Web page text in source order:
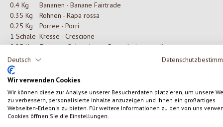
Deutsch
Wir verwenden Cookies
Wir können diese zur Analyse unserer Besucherdaten platzieren, um unsere
zu verbessern, personalisierte Inhalte anzuzeigen und Ihnen ein großartiges
Webseiten-Erlebnis zu bieten. Für weitere Informationen zu den von uns
Cookies öffnen Sie die Einstellungen.
0.4 Kg
Bananen - Banane Fairtrade
0.35 Kg
Rohnen - Rapa rossa
0.25 Kg
Porree - Porri
1 Schale Kresse - Crescione
0.25 Kg
Tomaten Ochsenherz - Pomodori cuore di
bue
0.34 Kg
0.3 Kg
Pfirsiche - Pesche
0.25 Kg
Trauben weiß kernlos - Uva bianca senza
semi
0.3 Kg
Rettich weiß - Rapa bianca
0.25 Kg
Mangold rot/gelb - Bietola rossa/gialla